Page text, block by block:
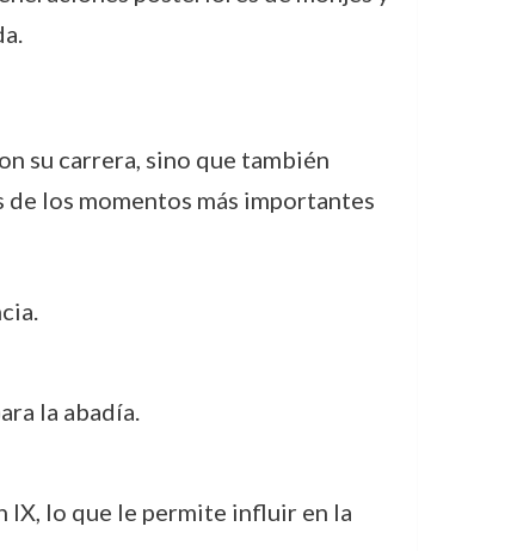
su carrera, sino que también
los momentos más importantes
la abadía.
IX, lo que le permite influir en la